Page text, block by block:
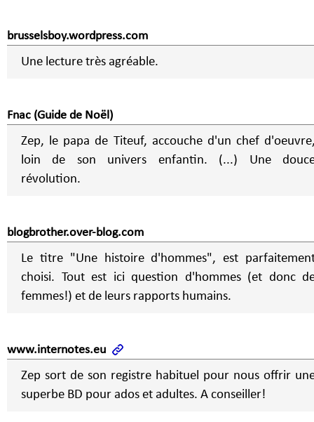
brusselsboy.wordpress.com
Une lecture très agréable.
Fnac (Guide de Noël)
Zep, le papa de Titeuf, accouche d'un chef
loin de son univers enfantin. (...) Une
révolution.
blogbrother.over-blog.com
Le titre "Une histoire d'hommes", est
choisi. Tout est ici question d'hommes (et donc
femmes!) et de leurs rapports humains.
www.internotes.eu
Zep sort de son registre habituel pour nous offrir
superbe BD pour ados et adultes. A conseiller!